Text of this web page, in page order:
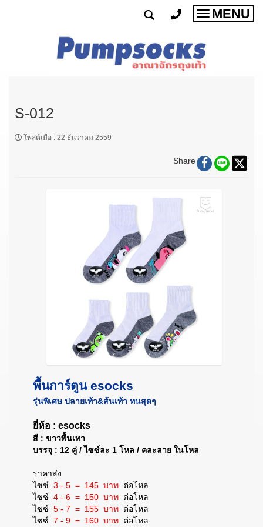
Toggle
MENU
S-012
โพสต์เมื่อ : 22 ธันวาคม 2559
Share
พื้นการ์ตูน esocks
รุ่นพิเศษ ปลายเท้า&ส้นเท้า ทนสุดๆ
ยี่ห้อ : esocks
สี : ขาวพื้นเทา
บรรจุ : 12 คู่ / ไซซ์ละ 1 โหล / คละลาย ในโหล
ราคาส่ง
ไซซ์ 3 - 5 = 145 บาท ต่อโหล
ไซซ์ 4 - 6 = 150 บาท ต่อโหล
ไซซ์ 5 - 7 = 155 บาท ต่อโหล
ไซซ์ 7 - 9 = 160 บาท ต่อโหล